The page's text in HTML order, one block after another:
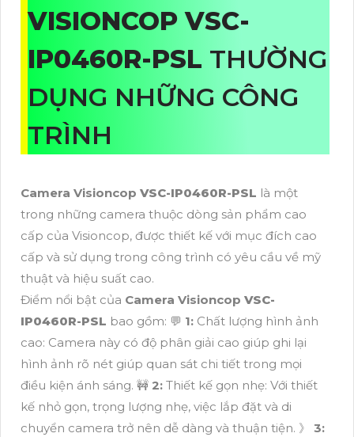
VISIONCOPVSC-
IP0460R-PSL THƯỜNG
DỤNG NHỮNG CÔNG
TRÌNH
Camera Visioncop VSC-IP0460R-PSL là một
trong những camera thuộc dòng sản phẩm cao
cấp của Visioncop, được thiết kế với mục đích cao
cấp và sử dụng trong công trình có yêu cầu về mỹ
thuật và hiệu suất cao.
Điểm nổi bật của Camera Visioncop VSC-
IP0460R-PSL bao gồm: 💬 1: Chất lượng hình ảnh
cao: Camera này có độ phân giải cao giúp ghi lại
hình ảnh rõ nét giúp quan sát chi tiết trong mọi
điều kiện ánh sáng. 🚧 2: Thiết kế gọn nhẹ: Với thiết
kế nhỏ gọn, trọng lượng nhẹ, việc lắp đặt và di
chuyển camera trở nên dễ dàng và thuận tiện. 》 3: